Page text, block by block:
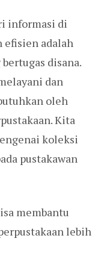
informasi di
efisien adalah
disana.
dan
oleh
Kita
koleksi
pustakawan
membantu
lebih